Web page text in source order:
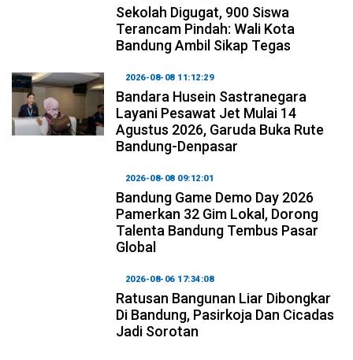
Sekolah Digugat, 900 Siswa
Terancam Pindah: Wali Kota
Bandung Ambil Sikap Tegas
2026-08-08 11:12:29
Bandara Husein Sastranegara
Layani Pesawat Jet Mulai 14
Agustus 2026, Garuda Buka Rute
Bandung-Denpasar
2026-08-08 09:12:01
Bandung Game Demo Day 2026
Pamerkan 32 Gim Lokal, Dorong
Talenta Bandung Tembus Pasar
Global
2026-08-06 17:34:08
Ratusan Bangunan Liar Dibongkar
Di Bandung, Pasirkoja Dan Cicadas
Jadi Sorotan